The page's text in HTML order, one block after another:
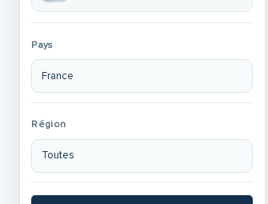
Pays
Région